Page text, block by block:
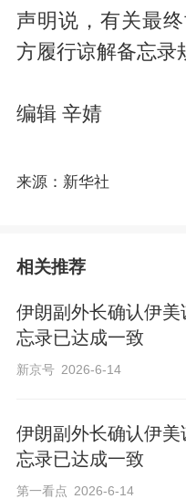
声明说，有关最
方履行谅解备忘录
编辑 辛婧
来源：新华社
相关推荐
伊朗副外长确认伊美
忘录已达成一致
新京号 2026-6-14
伊朗副外长确认伊美
忘录已达成一致
第一看点 2026-6-14